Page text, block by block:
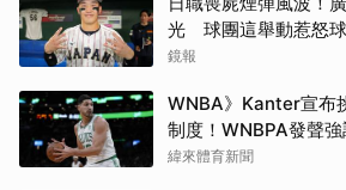
光 球團這舉動惹怒
鏡報
WNBA》Kanter宣布
制度！WNBPA發聲
為政治棋子」
緯來體育新聞